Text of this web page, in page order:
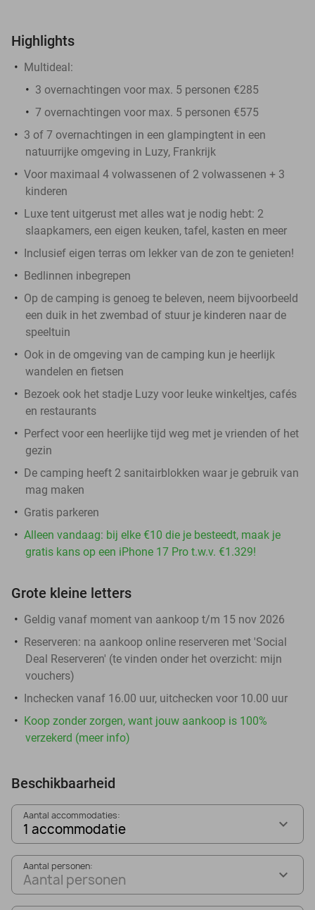
Highlights
Multideal:
3 overnachtingen voor max. 5 personen €285
7 overnachtingen voor max. 5 personen €575
3 of 7 overnachtingen in een glampingtent in een
natuurrijke omgeving in Luzy, Frankrijk
Voor maximaal 4 volwassenen of 2 volwassenen + 3
kinderen
Luxe tent uitgerust met alles wat je nodig hebt: 2
slaapkamers, een eigen keuken, tafel, kasten en meer
Inclusief eigen terras om lekker van de zon te genieten!
Bedlinnen inbegrepen
Op de camping is genoeg te beleven, neem bijvoorbeeld
een duik in het zwembad of stuur je kinderen naar de
speeltuin
Ook in de omgeving van de camping kun je heerlijk
wandelen en fietsen
Bezoek ook het stadje Luzy voor leuke winkeltjes, cafés
en restaurants
Perfect voor een heerlijke tijd weg met je vrienden of het
gezin
De camping heeft 2 sanitairblokken waar je gebruik van
mag maken
Gratis parkeren
Alleen vandaag: bij elke €10 die je besteedt, maak je
gratis kans op een iPhone 17 Pro t.w.v. €1.329!
Grote kleine letters
Geldig vanaf moment van aankoop t/m 15 nov 2026
Reserveren: na aankoop online reserveren met 'Social
Deal Reserveren' (te vinden onder het overzicht: mijn
vouchers)
Inchecken vanaf 16.00 uur, uitchecken voor 10.00 uur
Koop zonder zorgen, want jouw aankoop is 100%
verzekerd (meer info)
Beschikbaarheid
Aantal accommodaties:
1 accommodatie
Aantal personen:
Aantal personen